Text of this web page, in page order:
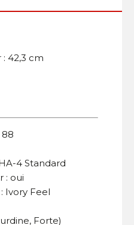
42,3 cm
4 Standard
: oui
Ivory Feel
Forte)